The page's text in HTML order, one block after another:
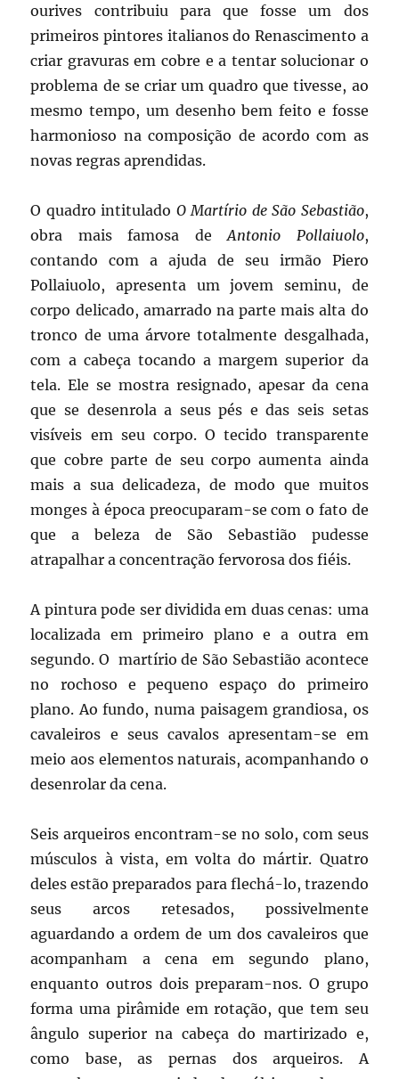
ourives contribuiu para que fosse um dos
primeiros pintores italianos do Renascimento a
criar gravuras em cobre e a tentar solucionar o
problema de se criar um quadro que tivesse, ao
mesmo tempo, um desenho bem feito e fosse
harmonioso na composição de acordo com as
novas regras aprendidas.
O quadro intitulado O Martírio de São Sebastião,
obra mais famosa deAntonio Pollaiuolo,
contando com a ajuda de seu irmão Piero
Pollaiuolo, apresenta um jovem seminu, de
corpo delicado, amarrado na parte mais alta do
tronco de uma árvore totalmente desgalhada,
com a cabeça tocando a margem superior da
tela. Ele se mostra resignado, apesar da cena
que se desenrola a seus pés e das seis setas
visíveis em seu corpo. O tecido transparente
que cobre parte de seu corpo aumenta ainda
mais a sua delicadeza, de modo que muitos
monges à época preocuparam-se com o fato de
que a beleza de São Sebastião pudesse
atrapalhar a concentração fervorosa dos fiéis.
A pintura pode ser dividida em duas cenas: uma
localizada em primeiro plano e a outra em
segundo. O martírio de São Sebastião acontece
no rochoso e pequeno espaço do primeiro
plano. Ao fundo, numa paisagem grandiosa, os
cavaleiros e seus cavalos apresentam-se em
meio aos elementos naturais, acompanhando o
desenrolar da cena.
Seis arqueiros encontram-se no solo, com seus
músculos à vista, em volta do mártir. Quatro
deles estão preparados para flechá-lo, trazendo
seus arcos retesados, possivelmente
aguardando a ordem de um dos cavaleiros que
acompanham a cena em segundo plano,
enquanto outros dois preparam-nos. O grupo
forma uma pirâmide em rotação, que tem seu
ângulo superior na cabeça do martirizado e,
como base, as pernas dos arqueiros. A